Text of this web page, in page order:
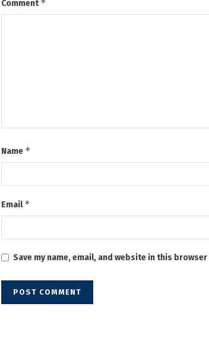
Comment*
Name *
Email*
Save my name, email, and website in this